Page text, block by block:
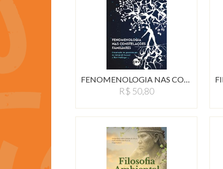
FENOMENOLOGIA NAS CONSTELAÇÕES…
R$ 50,80